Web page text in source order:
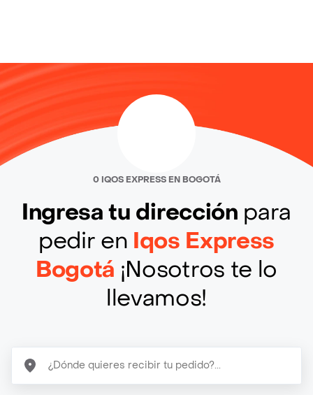
0 IQOS EXPRESS EN BOGOTÁ
Ingresa tu dirección para
pedir en Iqos Express
Bogotá ¡Nosotros te lo
llevamos!